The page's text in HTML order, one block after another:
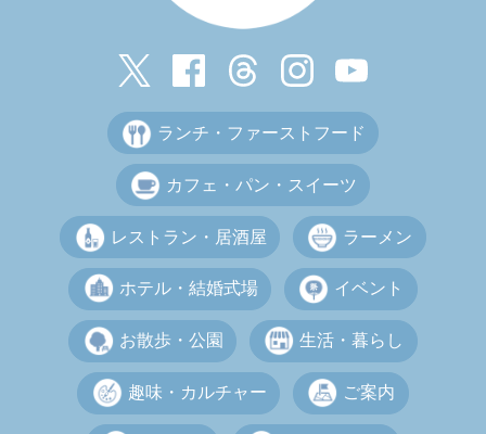
ランチ・ファーストフード
カフェ・パン・スイーツ
レストラン・居酒屋 ラーメン
ホテル・結婚式場 イベント
お散歩・公園 生活・暮らし
趣味・カルチャー ご案内